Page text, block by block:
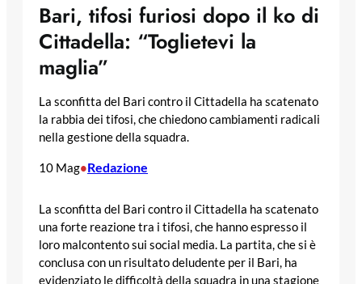
Bari, tifosi furiosi dopo il ko di
Cittadella: “Toglietevi la
maglia”
La sconfitta del Bari contro il Cittadella ha scatenato
la rabbia dei tifosi, che chiedono cambiamenti radicali
nella gestione della squadra.
10 Mag•Redazione
La sconfitta del Bari contro il Cittadella ha scatenato
una forte reazione tra i tifosi, che hanno espresso il
loro malcontento sui social media. La partita, che si è
conclusa con un risultato deludente per il Bari, ha
evidenziato le difficoltà della squadra in una stagione